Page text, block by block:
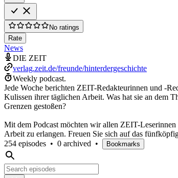
No ratings
Rate
News
DIE ZEIT
verlag.zeit.de/freunde/hinterdergeschichte
Weekly podcast.
Jede Woche berichten ZEIT-Redakteurinnen und -
Kulissen ihrer täglichen Arbeit. Was hat sie an dem
Grenzen gestoßen?
Mit dem Podcast möchten wir allen ZEIT-
Arbeit zu erlangen. Freuen Sie sich auf das
254 episodes • 0 archived • Bookmarks